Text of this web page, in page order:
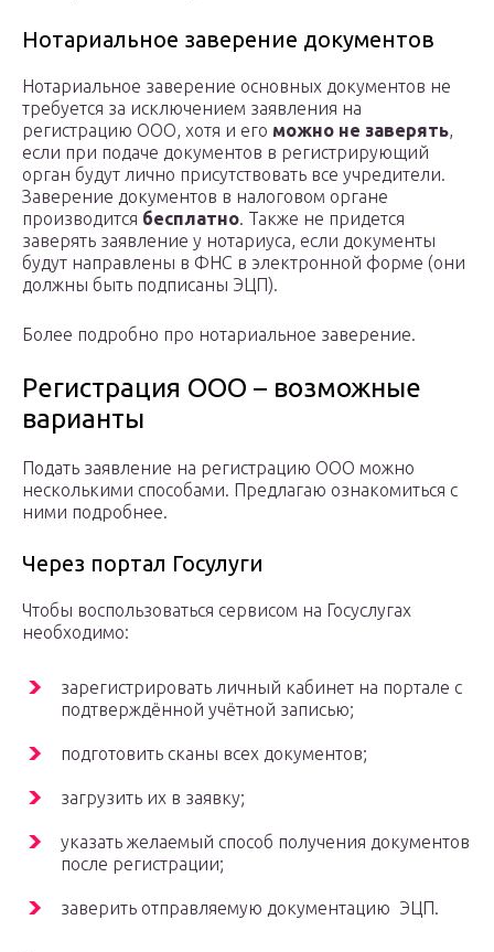
Нотариальное заверение документов
Нотариальное заверение основных документов не
требуется за исключением заявления на
регистрацию ООО, хотя и его можно не заверять,
если при подаче документов в регистрирующий
орган будут лично присутствовать все учредители.
Заверение документов в налоговом органе
производится бесплатно. Также не придется
заверять заявление у нотариуса, если документы
будут направлены в ФНС в электронной форме (они
должны быть подписаны ЭЦП).
Более подробно про нотариальное заверение.
Регистрация ООО – возможные
варианты
Подать заявление на регистрацию ООО можно
несколькими способами. Предлагаю ознакомиться с
ними подробнее.
Через портал Госулуги
Чтобы воспользоваться сервисом на Госуслугах
необходимо:
зарегистрировать личный кабинет на портале с
подтверждённой учётной записью;
подготовить сканы всех документов;
загрузить их в заявку;
указать желаемый способ получения документов
после регистрации;
заверить отправляемую документацию ЭЦП.